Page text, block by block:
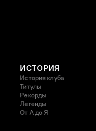
ИСТОРИЯ
История клуба
Титулы
Рекорды
Легенды
От А до Я